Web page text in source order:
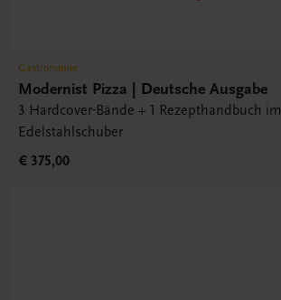
Gastronomie
Modernist Pizza | Deutsche Ausgabe
3 Hardcover-Bände + 1 Rezepthandbuch im
Edelstahlschuber
€ 375,00